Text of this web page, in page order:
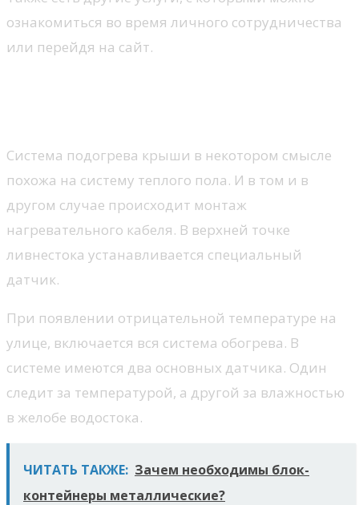
ознакомиться во время личного сотрудничества
или перейдя на сайт.
Система подогрева крыши в некотором смысле
похожа на систему теплого пола. И в том и в
другом случае происходит монтаж
нагревательного кабеля. В верхней точке
ливнестока устанавливается специальный
датчик.
При появлении отрицательной температуре на
улице, включается вся система обогрева. В
системе имеются два основных датчика. Один
следит за температурой, а другой за влажностью
в желобе водостока.
ЧИТАТЬ ТАКЖЕ: Зачем необходимы блок-
контейнеры металлические?